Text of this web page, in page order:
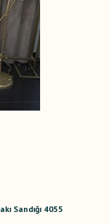
Sandığı 4055